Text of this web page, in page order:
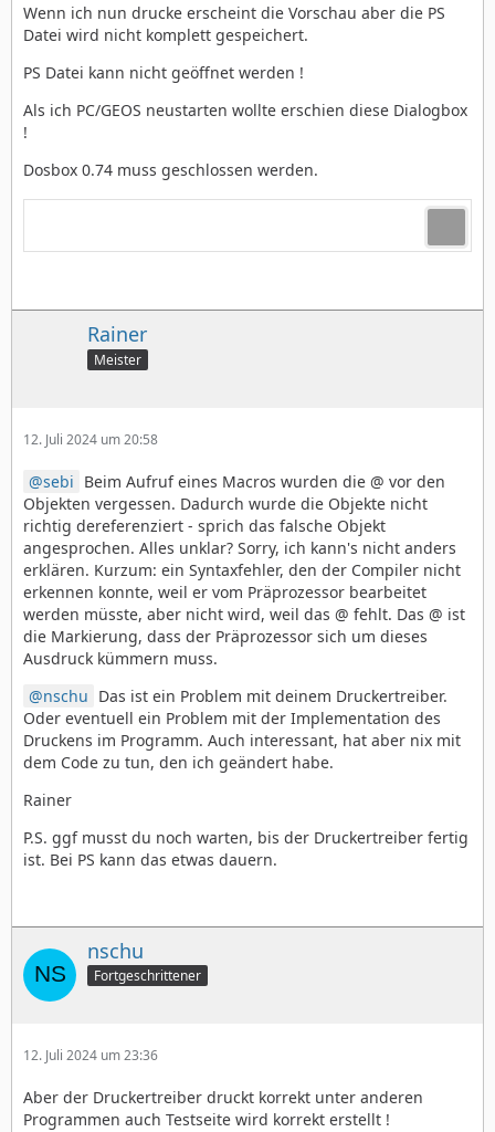
Wenn ich nun drucke erscheint die Vorschau aber die PS
Datei wird nicht komplett gespeichert.
PS Datei kann nicht geöffnet werden !
Als ich PC/GEOS neustarten wollte erschien diese Dialogbox
!
Dosbox 0.74 muss geschlossen werden.
Rainer
Meister
12. Juli 2024 um 20:58
sebi Beim Aufruf eines Macros wurden die @ vor den
Objekten vergessen. Dadurch wurde die Objekte nicht
richtig dereferenziert - sprich das falsche Objekt
angesprochen. Alles unklar? Sorry, ich kann's nicht anders
erklären. Kurzum: ein Syntaxfehler, den der Compiler nicht
erkennen konnte, weil er vom Präprozessor bearbeitet
werden müsste, aber nicht wird, weil das @ fehlt. Das @ ist
die Markierung, dass der Präprozessor sich um dieses
Ausdruck kümmern muss.
nschu Das ist ein Problem mit deinem Druckertreiber.
Oder eventuell ein Problem mit der Implementation des
Druckens im Programm. Auch interessant, hat aber nix mit
dem Code zu tun, den ich geändert habe.
Rainer
P.S. ggf musst du noch warten, bis der Druckertreiber fertig
ist. Bei PS kann das etwas dauern.
nschu
Fortgeschrittener
12. Juli 2024 um 23:36
Aber der Druckertreiber druckt korrekt unter anderen
Programmen auch Testseite wird korrekt erstellt !